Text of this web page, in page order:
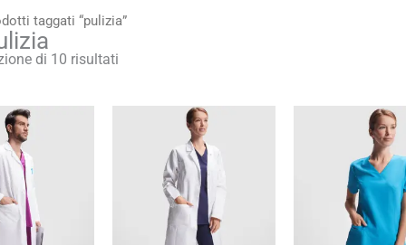
taggati “pulizia”
di 10 risultati
Fascia
di
prezzo:
da
14,85 €
a
21,21 €
Fascia
di
prezzo:
da
14,85 €
a
21,21 €
di
da
a